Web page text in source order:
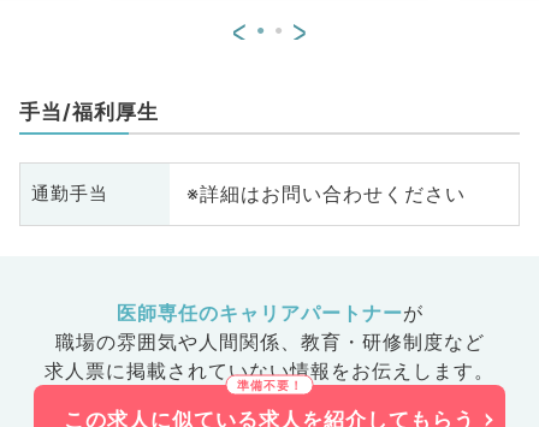
< >
手当/福利厚生
通勤手当 ※詳細はお問い合わせください
医師専任のキャリアパートナーが
職場の雰囲気や人間関係、 教育・研修制度など
求人票に掲載されていない情報をお伝えします。
この求人に似ている求人を紹介してもらう